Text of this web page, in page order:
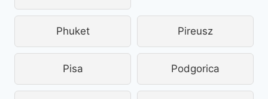
Phuket Pireusz
Pisa Podgorica